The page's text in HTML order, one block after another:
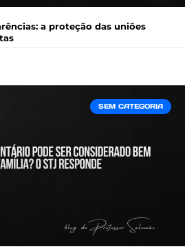
a proteção das uniões
SEM CATEGORIA